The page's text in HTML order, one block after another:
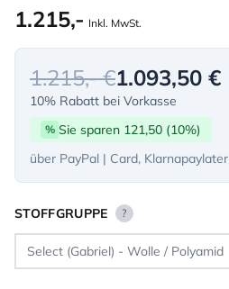
1.215,- Inkl. MwSt.
1.215,- €1.093,50 €
10% Rabatt bei Vorkasse
% Sie sparen 121,50 (10%)
über PayPal | Card, Klarnapaylater
STOFFGRUPPE ?